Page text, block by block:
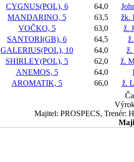
CYGNUS(POL), 6 64,0
MANDARINO, 5 63,5
žk.
VOČKO, 5 63,0
ž.
SANTORI(GB), 6 64,5
GALERIUS(POL), 10 64,0
ž.
SHIRLEY(POL), 5 62,0
ž.
ANEMOS, 5 64,0
AROMATIK, 5 66,0
ž.
Majitel: PROSPECS, Trenér: